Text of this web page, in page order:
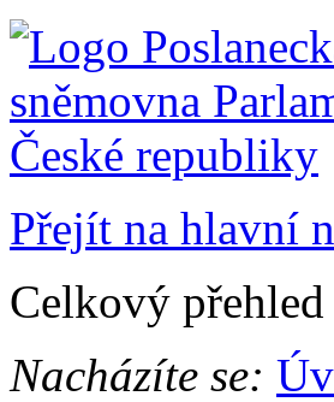
Přejít na hlavní
Celkový
Nacházíte se: